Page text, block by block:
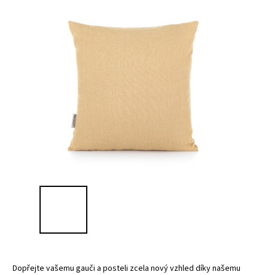
Dopřejte vašemu gauči a posteli zcela nový vzhled díky našemu